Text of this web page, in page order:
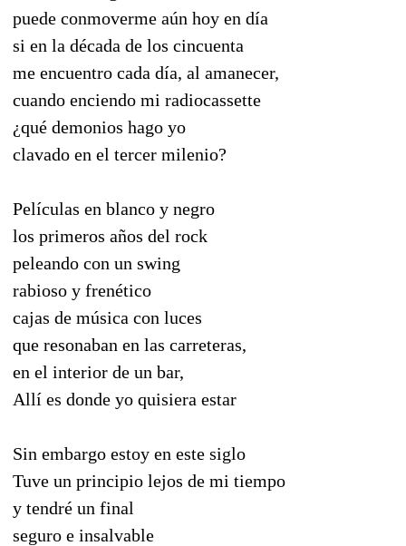
puede conmoverme aún hoy en día
si en la década de los cincuenta
me encuentro cada día, al amanecer,
cuando enciendo mi radiocassette
¿qué demonios hago yo
clavado en el tercer milenio?
Películas en blanco y negro
los primeros años del rock
peleando con un swing
rabioso y frenético
cajas de música con luces
que resonaban en las carreteras,
en el interior de un bar,
Allí es donde yo quisiera estar
Sin embargo estoy en este siglo
Tuve un principio lejos de mi tiempo
y tendré un final
seguro e insalvable